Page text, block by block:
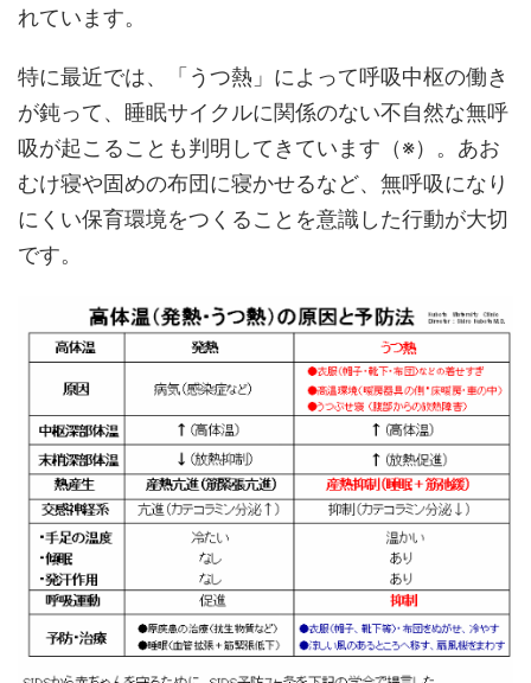
れています。
特に最近では、「うつ熱」によって呼吸中枢の働き
が鈍って、睡眠サイクルに関係のない不自然な無呼
吸が起こることも判明してきています（※）。あお
むけ寝や固めの布団に寝かせるなど、無呼吸になり
にくい保育環境をつくることを意識した行動が大切
です。